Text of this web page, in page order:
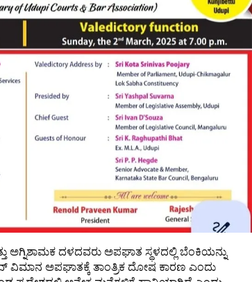
ಅಗ್ನಿಶಾಮಕ ದಳದವರು ಅಪಘಾತ ಸ್ಥಳದಲ್ಲಿ ಬೆಂಕಿಯನ್ನು
ವಿಮಾನ ಅಪಘಾತಕ್ಕೆ ತಾಂತ್ರಿಕ ದೋಷ ಕಾರಣ ಎಂದು